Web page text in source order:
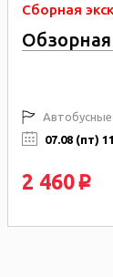
Сборная
Обзорная
07.08 (пт)
2 460 p